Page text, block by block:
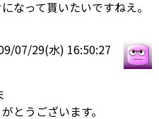
なって貰いたいですねえ。
07/29(水) 16:50:27
とうございます。